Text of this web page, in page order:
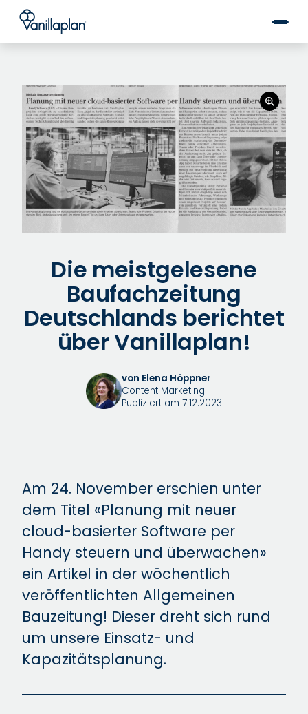
®
Die meistgelesene
Baufachzeitung
Deutschlands berichtet
über Vanillaplan!
von Elena Höppner
Content Marketing
Publiziert am 7.12.2023
Am 24. November erschien unter
dem Titel «Planung mit neuer
cloud-basierter Software per
Handy steuern und überwachen»
ein Artikel in der wöchentlich
veröffentlichten Allgemeinen
Bauzeitung! Dieser dreht sich rund
um unsere Einsatz- und
Kapazitätsplanung.